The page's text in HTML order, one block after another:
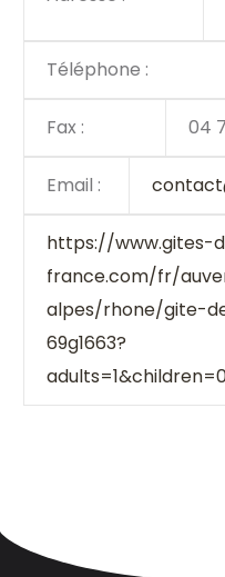
Téléphone :
Fax : 04
Email :
https://www.gites-
france.com/fr/
alpes/rhone/gite-
69g1663?